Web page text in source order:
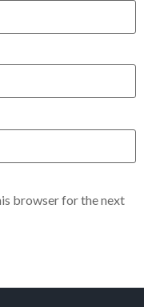
browser for the next